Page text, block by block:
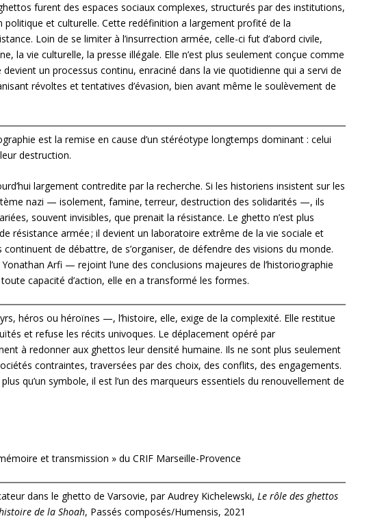
furent des espaces sociaux complexes, structurés par des institutions,
politique et culturelle. Cette redéfinition a largement profité de la
Loin de se limiter à l’insurrection armée, celle-ci fut d’abord civile,
la vie culturelle, la presse illégale. Elle n’est plus seulement conçue comme
un processus continu, enraciné dans la vie quotidienne qui a servi de
révoltes et tentatives d’évasion, bien avant même le soulèvement de
est la remise en cause d’un stéréotype longtemps dominant : celui
destruction.
largement contredite par la recherche. Si les historiens insistent sur les
nazi — isolement, famine, terreur, destruction des solidarités —, ils
souvent invisibles, que prenait la résistance. Le ghetto n’est plus
résistance armée ; il devient un laboratoire extrême de la vie sociale et
continuent de débattre, de s’organiser, de défendre des visions du monde.
Arfi — rejoint l’une des conclusions majeures de l’historiographie
capacité d’action, elle en a transformé les formes.
héros ou héroïnes —, l’histoire, elle, exige de la complexité. Elle restitue
et refuse les récits univoques. Le déplacement opéré par
à redonner aux ghettos leur densité humaine. Ils ne sont plus seulement
contraintes, traversées par des choix, des conflits, des engagements.
qu’un symbole, il est l’un des marqueurs essentiels du renouvellement de
et transmission » du CRIF Marseille-Provence
dans le ghetto de Varsovie, par Audrey Kichelewski, Le rôle des ghettos
de la Shoah, Passés composés/Humensis, 2021